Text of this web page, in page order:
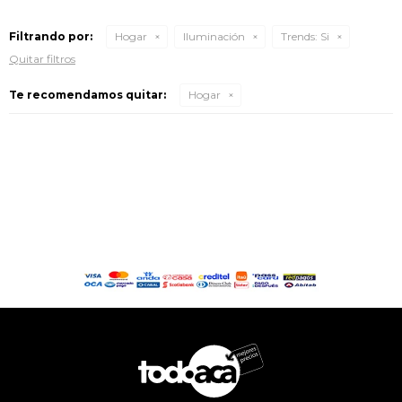
Filtrando por: Hogar Iluminación Trends: Si
Quitar filtros
Te recomendamos quitar: Hogar